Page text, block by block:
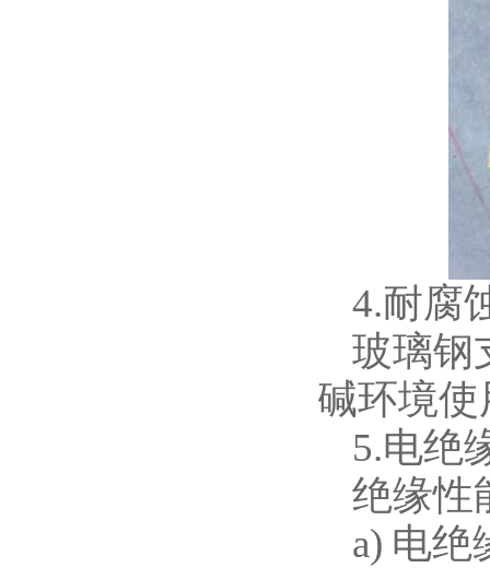
4.耐腐
玻璃钢
碱环境使
5.电绝
绝缘性
a) 电